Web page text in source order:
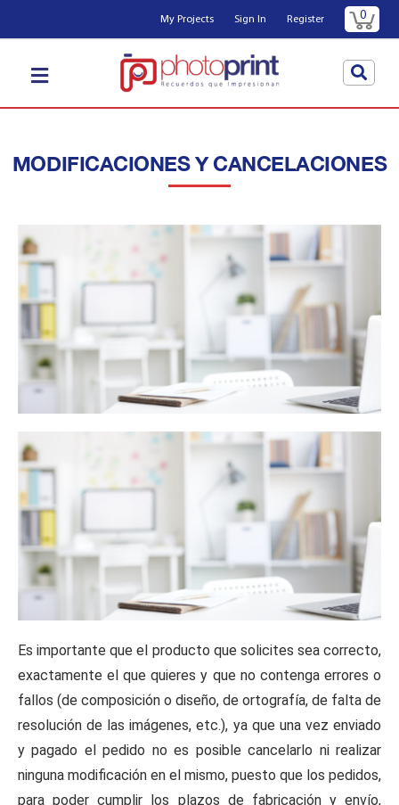
My Projects Sign In Register 0
MODIFICACIONES Y CANCELACIONES
Es importante que el producto que solicites sea correcto,
exactamente el que quieres y que no contenga errores o
fallos (de composición o diseño, de ortografía, de falta de
resolución de las imágenes, etc.), ya que una vez enviado
y pagado el pedido no es posible cancelarlo ni realizar
ninguna modificación en el mismo, puesto que los pedidos,
para poder cumplir los plazos de fabricación y envío,